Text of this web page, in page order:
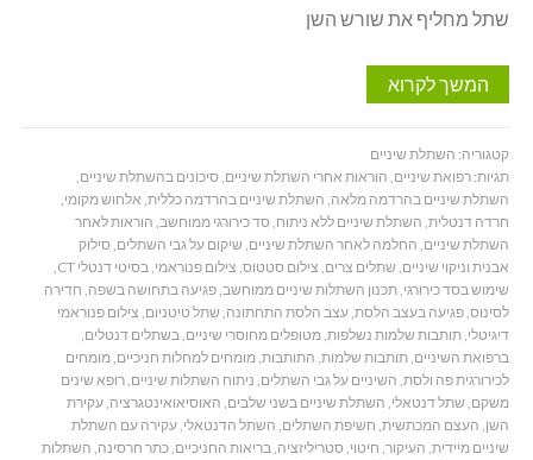
שתל מחליף את שורש השן
המשך לקרוא
קטגוריה: השתלת שיניים
תגיות: רפואת שיניים, הוראות אחרי השתלת שיניים, סיכונים בהשתלת שיניים,
השתלת שיניים בהרדמה מלאה, השתלת שיניים בהרדמה כללית, אלחוש מקומי,
חרדה דנטלית, השתלת שיניים ללא ניתוח, סד כירורגי ממוחשב, הוראות לאחר
השתלת שיניים, החלמה לאחר השתלת שיניים, שיקום על גבי השתלים, סילוק
אבנית וניקוי שיניים, שתלים צרים, צילום סטטוס, צילום פנוראמי,בסיטי דנטלי CT
,
שימוש בסד כירורגי,תכנון השתלות שיניים ממוחשב,פגיעה בתחושה בשפה, חדירה
לסינוס,פגיעה בעצב הלסת,עצב הלסת התחתונה, שתל טיטניום, צילום פנוראמי
דיגיטלי,תותבות שלמות נשלפות,מטופלים מחוסרי שיניים,בשתלים דנטלים,
ברפואת השיניים,תותבות שלמות, התותבות,מומחים למחלות חניכיים,מומחים
לכירורגית פה ולסת, השיניים על גבי השתלים, ניתוח השתלות שיניים,רופא שינים
משקם, שתל דנטאלי, השתלת שיניים בשני שלבים, האוסיאואינטגרציה,עקירת
השן, העצם המכתשית, חשיפת השתלים, השתל הדנטאלי,עקירה עם השתלת
שיניים מיידית, העיקור, חיטוי, סטריליזציה,בריאות החניכיים,כתר חרסינה, השתלות